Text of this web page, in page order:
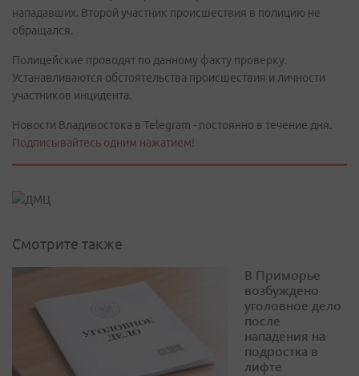
нападавших. Второй участник происшествия в полицию не
обращался.
Полицейские проводят по данному факту проверку.
Устанавливаются обстоятельства происшествия и личности
участников инцидента.
Новости Владивостока в Telegram - постоянно в течение дня.
Подписывайтесь одним нажатием!
Смотрите также
В Приморье
возбуждено
уголовное дело
после
нападения на
подростка в
лифте